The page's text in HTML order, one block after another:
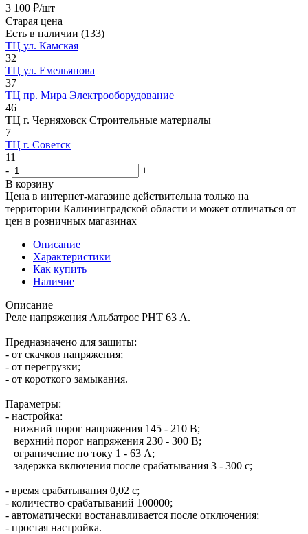
3 100 ₽/шт
Старая цена
Есть в наличии (133)
ТЦ ул. Камская
32
ТЦ ул. Емельянова
37
ТЦ пр. Мира Электрооборудование
46
ТЦ г. Черняховск Строительные материалы
7
ТЦ г. Советск
11
-
+
В корзину
Цена в интернет-магазине действительна только на
территории Калининградской области и может отличаться от
цен в розничных магазинах
Описание
Характеристики
Как купить
Наличие
Описание
Реле напряжения Альбатрос РНТ 63 А.
Предназначено для защиты:
- от скачков напряжения;
- от перегрузки;
- от короткого замыкания.
Параметры:
- настройка:
нижний порог напряжения 145 - 210 В;
верхний порог напряжения 230 - 300 В;
ограничение по току 1 - 63 А;
задержка включения после срабатывания 3 - 300 с;
- время срабатывания 0,02 с;
- количество срабатываний 100000;
- автоматически востанавливается после отключения;
- простая настройка.